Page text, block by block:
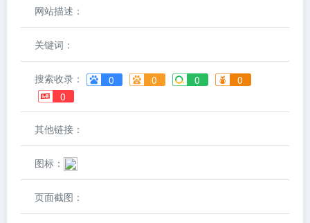
网站描述：
关键词：
搜索收录： 0 0 0
0
0
其他链接：
图标：
页面截图：